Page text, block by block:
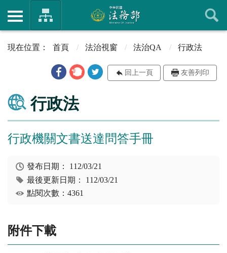
首頁 法治視窗 法治QA 行政法
回上一頁 友善列印
行政法
行政機關文書送達問答手冊
發布日期： 112/03/21
最後更新日期： 112/03/21
點閱次數：4361
附件下載